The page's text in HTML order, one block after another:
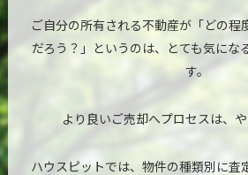
ご自分の所有される不動産が「どの程
だろう？」というのは、 とても気にな
す。
より良いご売却へプロセスは、や
ハウスピットでは、物件の種類別に査